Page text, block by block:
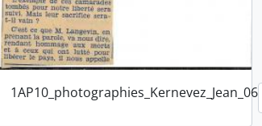
1AP10_photographies_Kernevez_Jean_06